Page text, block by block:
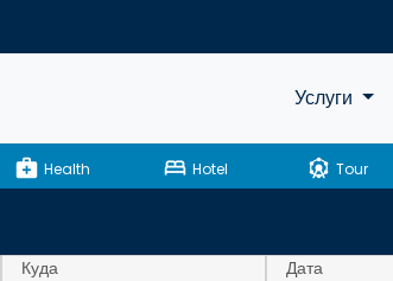
Услуги
medical_services Health bed Hotel attractions Tour
Куда
Дата